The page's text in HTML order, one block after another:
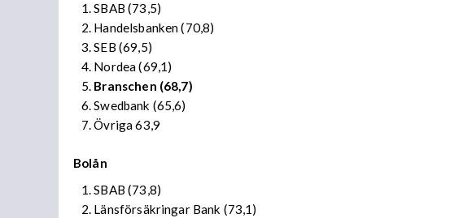
SBAB (73,5)
Handelsbanken (70,8)
SEB (69,5)
Nordea (69,1)
Branschen (68,7)
Swedbank (65,6)
Övriga 63,9
Bolån
SBAB (73,8)
Länsförsäkringar Bank (73,1)